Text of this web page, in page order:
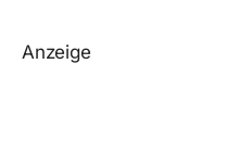
Anzeige